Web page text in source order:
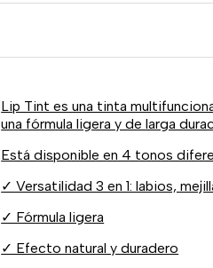
Lip Tint es una tinta
una fórmula ligera y de larga
Está disponible en 4 tonos
✓ Versatilidad 3 en 1: labios,
✓ Fórmula ligera
✓ Efecto natural y duradero